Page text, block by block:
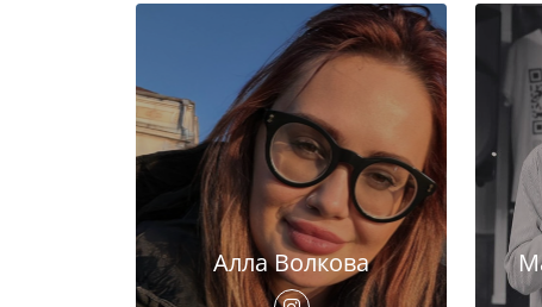
Алла Волкова